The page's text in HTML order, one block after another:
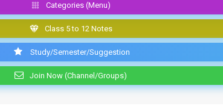
Categories (Menu)
Class 5 to 12 Notes
Study/Semester/Suggestion
Join Now (Channel/Groups)